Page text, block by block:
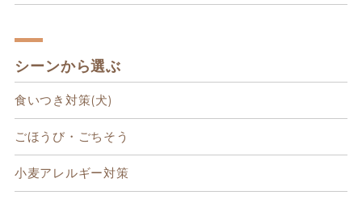
シーンから選ぶ
食いつき対策(犬)
ごほうび・ごちそう
小麦アレルギー対策